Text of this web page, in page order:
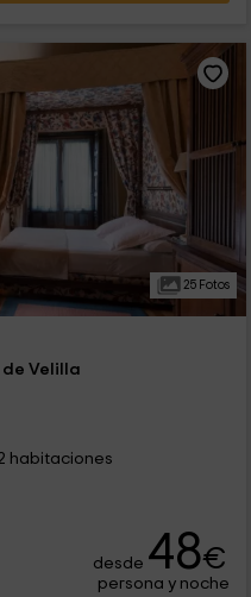
25 Fotos
de Velilla
habitaciones
desde 48€
persona y noche